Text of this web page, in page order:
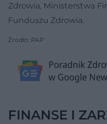
Zdrowia, Ministerstwa
Funduszu Zdrowia.
Źródło: PAP
FINANSE I